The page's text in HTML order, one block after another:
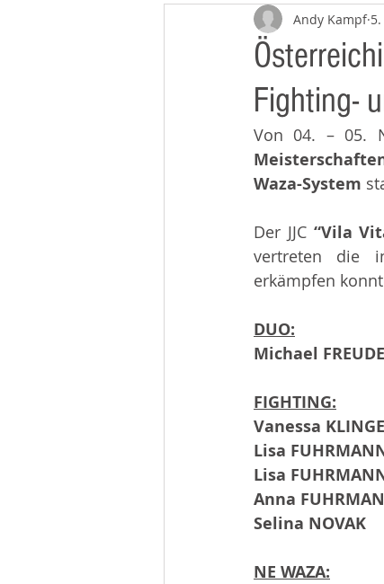
Beiträge 2020 Beiträge
Beiträge 2014 Infos
Fighting-
Andy Kampf
Von 04. – 05.
Waza-System
Der JJC “Vila
vertreten die
erkämpfen
DUO:
Michael
FIGHTING:
Vanessa
Lisa
Lisa
Anna
Selina NOVAK
NE WAZA: